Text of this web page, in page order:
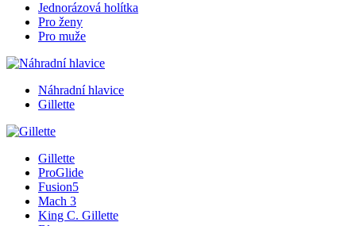
Jednorázová holítka
Pro ženy
Pro muže
Náhradní hlavice
Gillette
Gillette
ProGlide
Fusion5
Mach 3
King C. Gillette